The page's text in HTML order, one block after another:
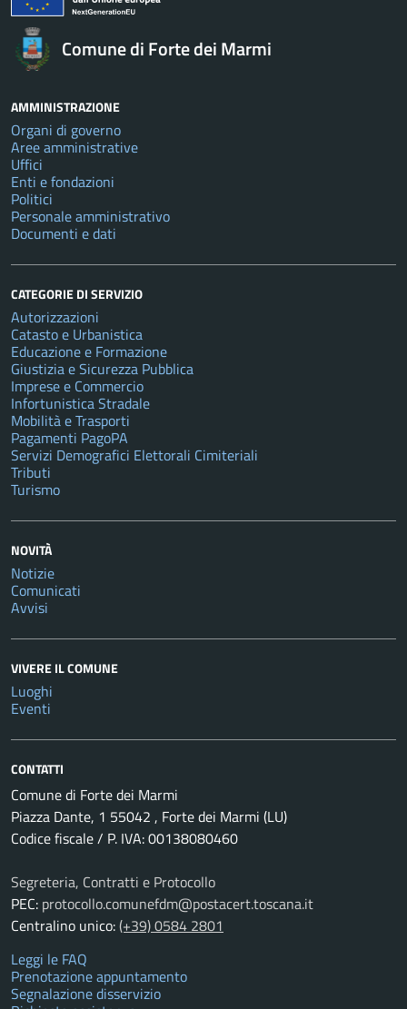
Comune di Forte dei Marmi
AMMINISTRAZIONE
Organi di governo
Aree amministrative
Uffici
Enti e fondazioni
Politici
Personale amministrativo
Documenti e dati
CATEGORIE DI SERVIZIO
Autorizzazioni
Catasto e Urbanistica
Educazione e Formazione
Giustizia e Sicurezza Pubblica
Imprese e Commercio
Infortunistica Stradale
Mobilità e Trasporti
Pagamenti PagoPA
Servizi Demografici Elettorali Cimiteriali
Tributi
Turismo
NOVITÀ
Notizie
Comunicati
Avvisi
VIVERE IL COMUNE
Luoghi
Eventi
CONTATTI
Comune di Forte dei Marmi
Piazza Dante, 1 55042 , Forte dei Marmi (LU)
Codice fiscale / P. IVA: 00138080460
Segreteria, Contratti e Protocollo
PEC: protocollo.comunefdm@postacert.toscana.it
Centralino unico:(+39) 0584 2801
Leggi le FAQ
Prenotazione appuntamento
Segnalazione disservizio